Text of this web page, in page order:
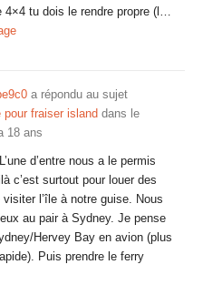
4×4 tu dois le rendre propre (l…
a répondu au sujet
fraiser island dans le
18 ans
d’entre nous a le permis
c’est surtout pour louer des
l’île à notre guise. Nous
au pair à Sydney. Je pense
Hervey Bay en avion (plus
Puis prendre le ferry